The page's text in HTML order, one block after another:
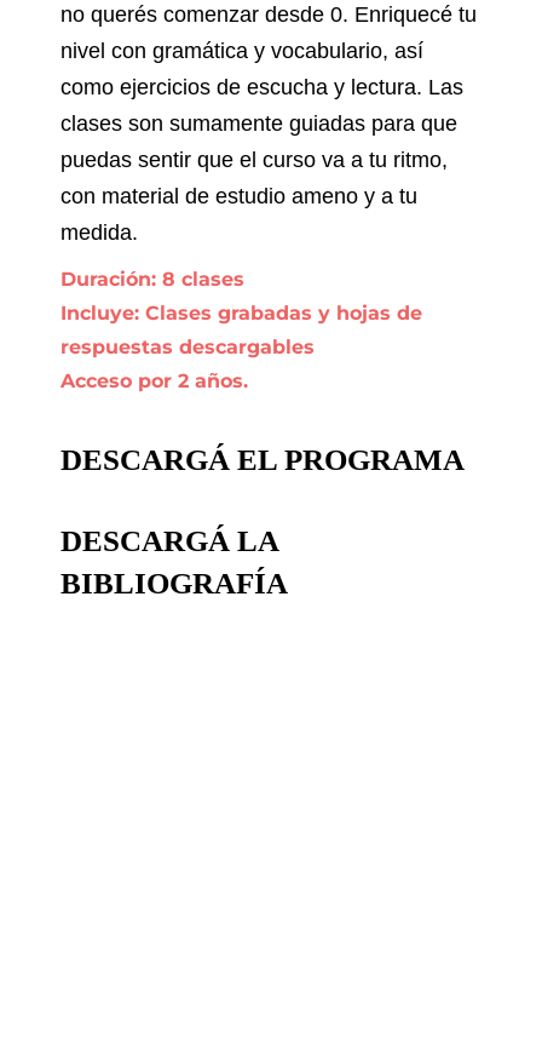
no querés comenzar desde 0. Enriquecé tu
nivel con gramática y vocabulario, así
como ejercicios de escucha y lectura. Las
clases son sumamente guiadas para que
puedas sentir que el curso va a tu ritmo,
con material de estudio ameno y a tu
medida.
Duración: 8 clases
Incluye: Clases grabadas y hojas de
respuestas descargables
Acceso por 2 años.
DESCARGÁ EL PROGRAMA
DESCARGÁ LA
BIBLIOGRAFÍA